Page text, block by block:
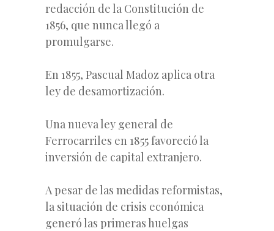
redacción de la Constitución de
1856, que nunca llegó a
promulgarse.
En 1855, Pascual Madoz aplica otra
ley de desamortización.
Una nueva ley general de
Ferrocarriles en 1855 favoreció la
inversión de capital extranjero.
A pesar de las medidas reformistas,
la situación de crisis económica
generó las primeras huelgas